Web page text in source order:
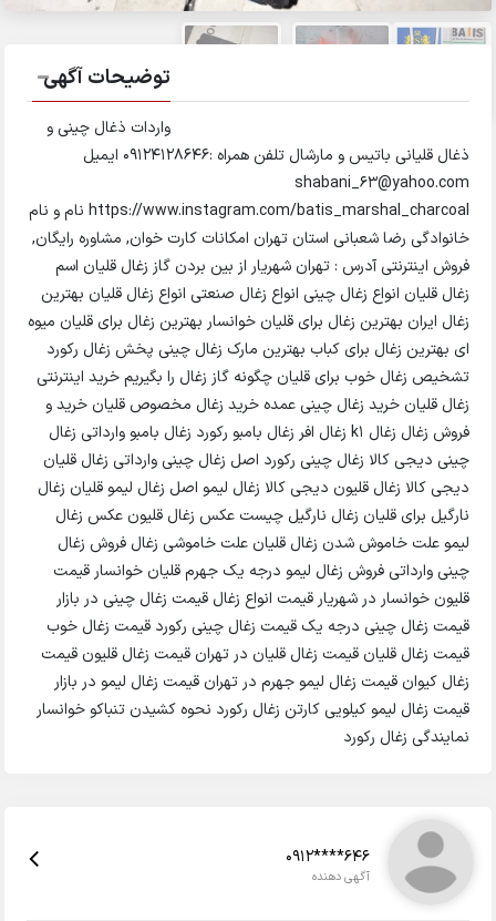
توضیحات آگهی
واردات ذغال چینی و
ذغال قلیانی باتیس و مارشال تلفن همراه :09124128646 ایمیل
shabani_63@yahoo.com
https://www.instagram.com/batis_marshal_charcoal نام و نام
خانوادگی رضا شعبانی استان تهران امکانات کارت خوان, مشاوره رایگان,
فروش اینترنتی آدرس : تهران شهریار از بین بردن گاز زغال قلیان اسم
زغال قلیان انواع زغال چینی انواع زغال صنعتی انواع زغال قلیان بهترین
زغال ایران بهترین زغال برای قلیان خوانسار بهترین زغال برای قلیان میوه
ای بهترین زغال برای کباب بهترین مارک زغال چینی پخش زغال رکورد
تشخیص زغال خوب برای قلیان چگونه گاز زغال را بگیریم خرید اینترنتی
زغال قلیان خرید زغال چینی عمده خرید زغال مخصوص قلیان خرید و
فروش زغال زغال k1 زغال افر زغال بامبو رکورد زغال بامبو وارداتی زغال
چینی دیجی کالا زغال چینی رکورد اصل زغال چینی وارداتی زغال قلیان
دیجی کالا زغال قلیون دیجی کالا زغال لیمو اصل زغال لیمو قلیان زغال
نارگیل برای قلیان زغال نارگیل چیست عکس زغال قلیون عکس زغال
لیمو علت خاموش شدن زغال قلیان علت خاموشی زغال فروش زغال
چینی وارداتی فروش زغال لیمو درجه یک جهرم قلیان خوانسار قیمت
قلیون خوانسار در شهریار قیمت انواع زغال قیمت زغال چینی در بازار
قیمت زغال چینی درجه یک قیمت زغال چینی رکورد قیمت زغال خوب
قیمت زغال قلیان قیمت زغال قلیان در تهران قیمت زغال قلیون قیمت
زغال کیوان قیمت زغال لیمو جهرم در تهران قیمت زغال لیمو در بازار
قیمت زغال لیمو کیلویی کارتن زغال رکورد نحوه کشیدن تنباکو خوانسار
نمایندگی زغال رکورد
0912****646
آگهی دهنده